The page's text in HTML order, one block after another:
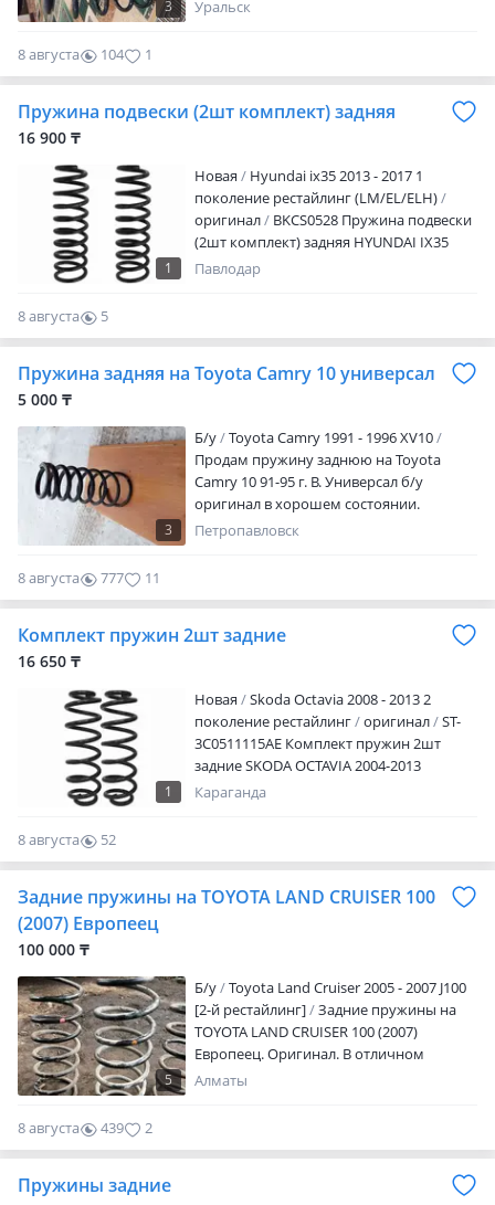
3 Уральск
8 августа 104 1
Пружина подвески (2шт комплект) задняя
16 900 ₸
1
Новая
Hyundai ix35 2013 - 2017 1
поколение рестайлинг (LM/EL/ELH)
оригинал
BKCS0528 Пружина подвески
(2шт комплект) задняя HYUNDAI IX35
2009-2015 Наличие и актуальную цену
Павлодар
8 августа
5
0
Пружина задняя на Toyota Camry 10 универсал
5 000 ₸
3
Б/y
Toyota Camry 1991 - 1996 XV10
Продам пружину заднюю на Toyota
Camry 10 91-95 г. В. Универсал б/у
оригинал в хорошем состоянии.
Отправляю в регионы.
Петропавловск
8 августа 777 11
Комплект пружин 2шт задние
16 650 ₸
1
Новая
Skoda Octavia 2008 - 2013 2
поколение рестайлинг
оригинал
ST-
3C0511115AE Комплект пружин 2шт
задние SKODA OCTAVIA 2004-2013
Наличие и актуальную цену уточняйте у
Караганда
8 августа
52
0
Задние пружины на TOYOTA LAND CRUISER 100
(2007) Европеец
100 000 ₸
5
Б/y
Toyota Land Cruiser 2005 - 2007 J100
[2-й рестайлинг]
Задние пружины на
TOYOTA LAND CRUISER 100 (2007)
Европеец. Оригинал. В отличном
состоянии. Детали при осмотре.
Алматы
8 августа 439 2
Пружины задние